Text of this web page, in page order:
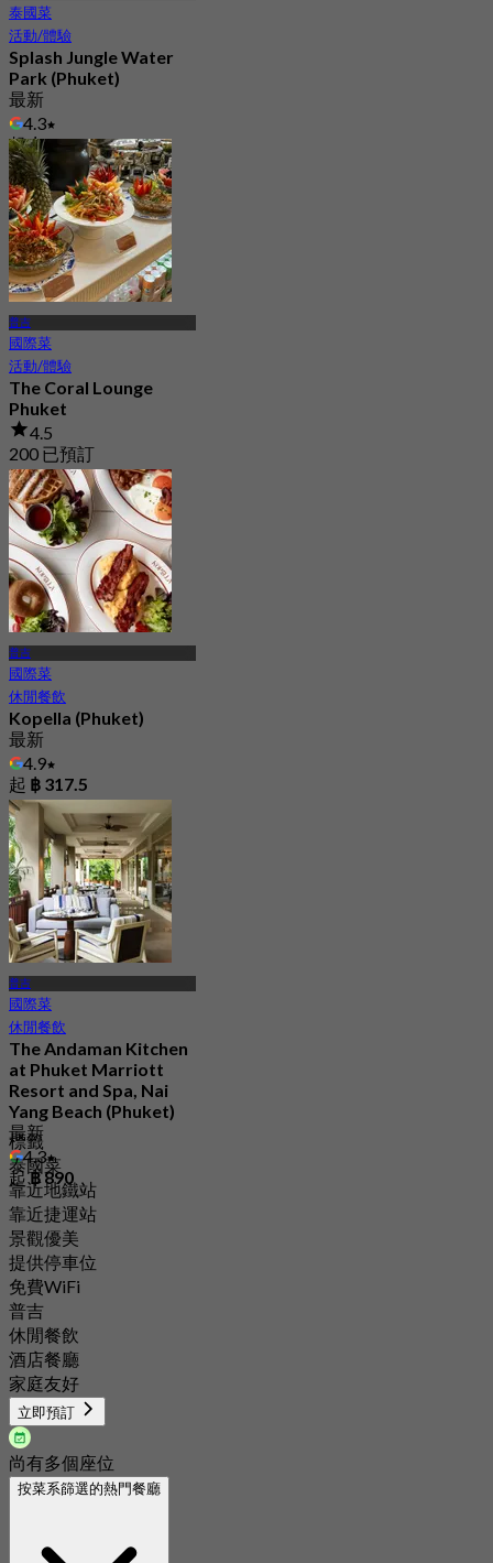
泰國菜
活動/體驗
Splash Jungle Water
Park (Phuket)
最新
4.3
起฿ 750
普吉
國際菜
活動/體驗
The Coral Lounge
Phuket
4.5
200 已預訂
起฿ 650
普吉
國際菜
休閒餐飲
Kopella (Phuket)
最新
4.9
起 ฿ 317.5
普吉
國際菜
休閒餐飲
The Andaman Kitchen
at Phuket Marriott
Resort and Spa, Nai
Yang Beach (Phuket)
最新
4.3
起฿ 890
標籤
泰國菜
靠近地鐵站
靠近捷運站
景觀優美
提供停車位
免費WiFi
普吉
休閒餐飲
酒店餐廳
家庭友好
立即預訂
尚有多個座位
按菜系篩選的熱門餐廳